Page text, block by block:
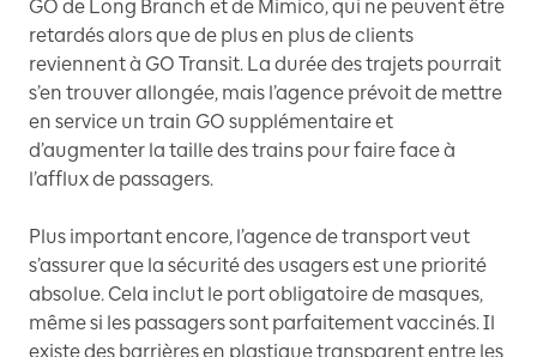
GO de Long Branch et de Mimico, qui ne peuvent être
retardés alors que de plus en plus de clients
reviennent à GO Transit. La durée des trajets pourrait
s’en trouver allongée, mais l’agence prévoit de mettre
en service un train GO supplémentaire et
d’augmenter la taille des trains pour faire face à
l’afflux de passagers.
Plus important encore, l’agence de transport veut
s’assurer que la sécurité des usagers est une priorité
absolue. Cela inclut le port obligatoire de masques,
même si les passagers sont parfaitement vaccinés. Il
existe des barrières en plastique transparent entre les